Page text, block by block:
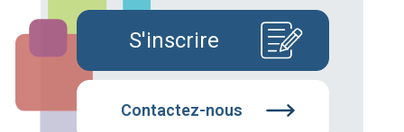
S'inscrire
Contactez-nous